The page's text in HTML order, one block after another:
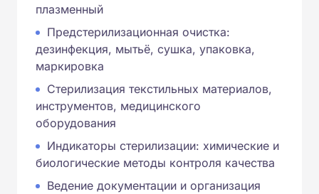
плазменный
Предстерилизационная очистка:
дезинфекция, мытьё, сушка, упаковка,
маркировка
Стерилизация текстильных материалов,
инструментов, медицинского
оборудования
Индикаторы стерилизации: химические и
биологические методы контроля качества
Ведение документации и организация